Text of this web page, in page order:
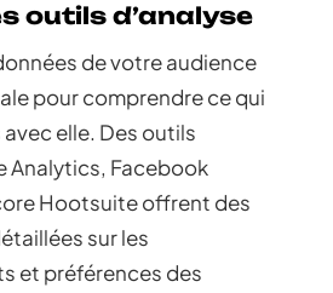
outils d’analyse
de votre audience
pour comprendre ce qui
elle. Des outils
Analytics, Facebook
Hootsuite offrent des
sur les
et préférences des